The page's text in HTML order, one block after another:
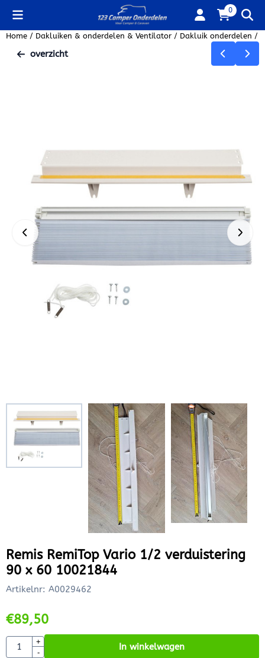
Cookievoorkeuren zijn beschikbaar. Kies instellingen of sta
0
Home / Dakluiken & onderdelen & Ventilator / Dakluik onderdelen /
overzicht
Remis RemiTop Vario 1/2 verduistering
90 x 60 10021844
Artikelnr: A0029462
€89,50
Aantal
+
-
In winkelwagen